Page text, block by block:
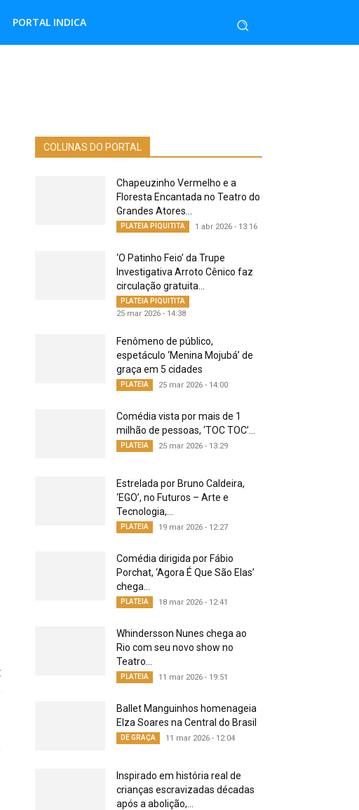
PORTAL INDICA
COLUNAS DO PORTAL
Chapeuzinho Vermelho e a
Floresta Encantada no Teatro do
Grandes Atores...
PLATEIA PIQUITITA 1 abr 2026 - 13:16
‘O Patinho Feio’ da Trupe
Investigativa Arroto Cênico faz
circulação gratuita...
PLATEIA PIQUITITA
25 mar 2026 - 14:38
Fenômeno de público,
espetáculo ‘Menina Mojubá’ de
graça em 5 cidades
PLATEIA 25 mar 2026 - 14:00
Comédia vista por mais de 1
milhão de pessoas, ‘TOC TOC’...
PLATEIA 25 mar 2026 - 13:29
Estrelada por Bruno Caldeira,
‘EGO’, no Futuros – Arte e
Tecnologia,...
PLATEIA 19 mar 2026 - 12:27
Comédia dirigida por Fábio
Porchat, ‘Agora É Que São Elas’
chega...
PLATEIA 18 mar 2026 - 12:41
Whindersson Nunes chega ao
Rio com seu novo show no
Teatro...
PLATEIA 11 mar 2026 - 19:51
Ballet Manguinhos homenageia
Elza Soares na Central do Brasil
DE GRAÇA 11 mar 2026 - 12:04
Inspirado em história real de
crianças escravizadas décadas
após a abolição,...